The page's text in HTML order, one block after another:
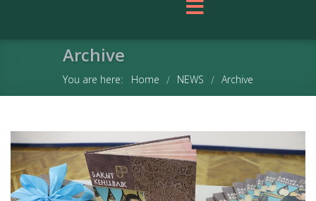
Archive
You are here: Home / NEWS / Archive